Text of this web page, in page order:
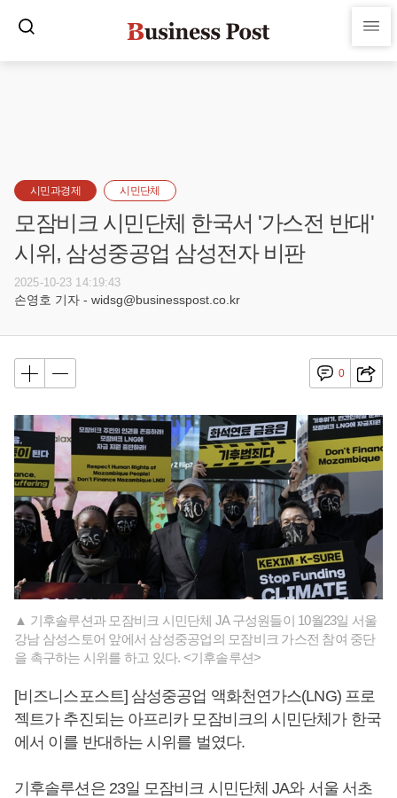
시민과경제 시민단체
모잠비크 시민단체 한국서 '가스전 반대'
시위, 삼성중공업 삼성전자 비판
2025-10-23 14:19:43
손영호 기자 - widsg@businesspost.co.kr
0
▲ 기후솔루션과 모잠비크 시민단체 JA 구성원들이 10월23일 서울
강남 삼성스토어 앞에서 삼성중공업의 모잠비크 가스전 참여 중단
을 촉구하는 시위를 하고 있다. <기후솔루션>
[비즈니스포스트] 삼성중공업 액화천연가스(LNG) 프로
젝트가 추진되는 아프리카 모잠비크의 시민단체가 한국
에서 이를 반대하는 시위를 벌였다.
기후솔루션은 23일 모잠비크 시민단체 JA와 서울 서초